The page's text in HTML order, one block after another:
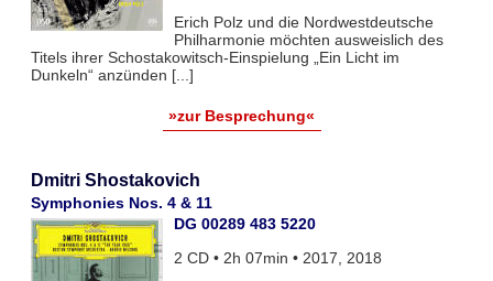
Erich Polz und die Nordwestdeutsche
Philharmonie möchten ausweislich des
Titels ihrer Schostakowitsch-Einspielung „Ein Licht im
Dunkeln“ anzünden [...]
»zur Besprechung«
Dmitri Shostakovich
Symphonies Nos. 4 & 11
DG 00289 483 5220
2 CD • 2h 07min • 2017, 2018